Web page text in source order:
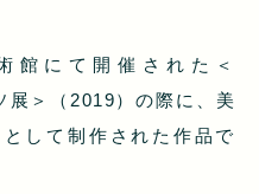
館にて開催された＜
＞（2019）の際に、美
して制作された作品で